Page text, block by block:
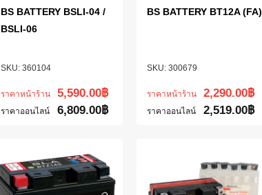
360104
BS BATTERY BSLI-04 /
BSLI-06
ราคาหน้าร้าน 5,590.00฿
ราคาออนไลน์ 6,809.00฿
300679
BS BATTERY BT12A (FA)
ราคาหน้าร้าน 2,290.00฿
ราคาออนไลน์ 2,519.00฿